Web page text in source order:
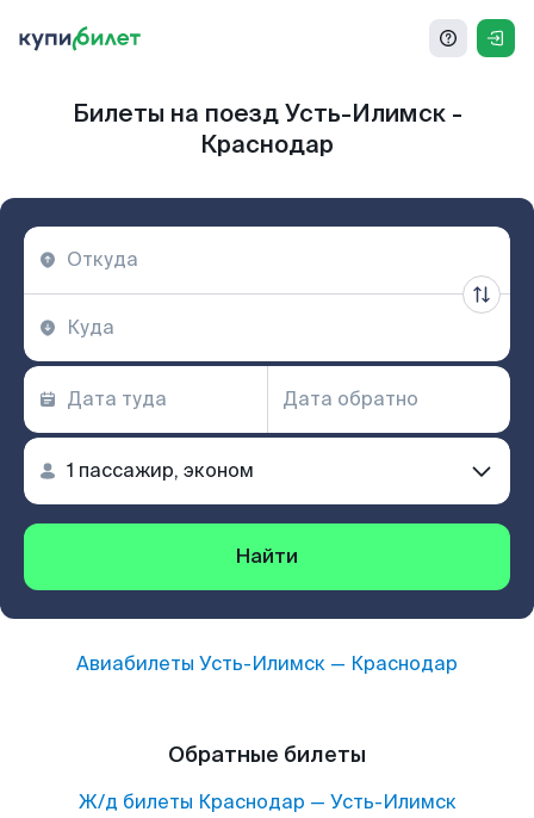
Билеты на поезд Усть-Илимск -
Краснодар
Найти
Авиабилеты Усть-Илимск — Краснодар
Обратные билеты
Ж/д билеты Краснодар — Усть-Илимск